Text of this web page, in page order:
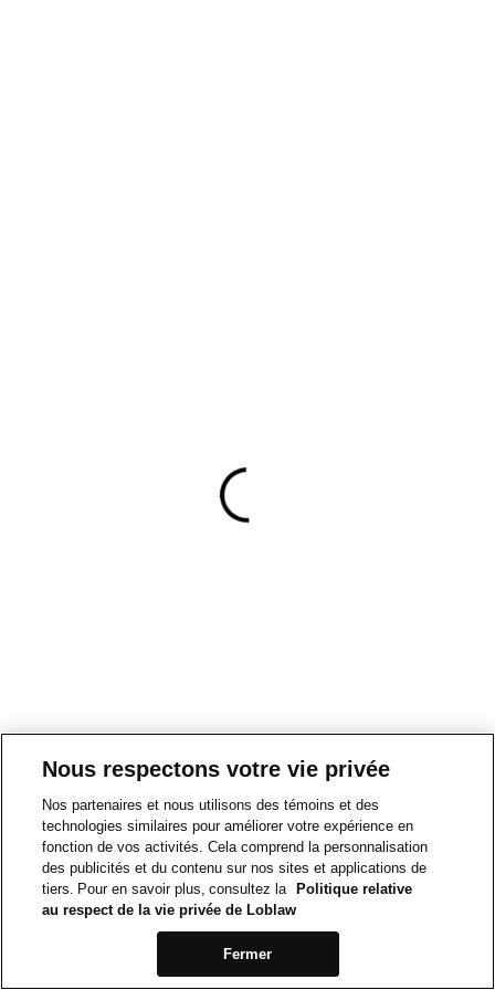
Nous respectons votre vie privée
Nos partenaires et nous utilisons des témoins et des
technologies similaires pour améliorer votre expérience en
fonction de vos activités. Cela comprend la personnalisation
des publicités et du contenu sur nos sites et applications de
tiers. Pour en savoir plus, consultez la
Politique relative
au respect de la vie privée de Loblaw
Fermer